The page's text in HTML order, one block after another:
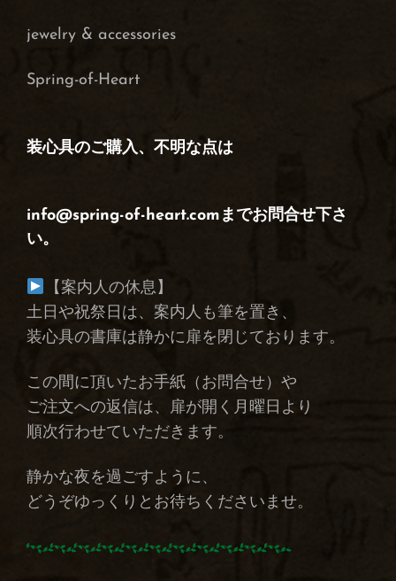
jewelry & accessories
Spring-of-Heart
装心具のご購入、不明な点は
info@spring-of-heart.comまでお問合せ下さ
い。
【案内人の休息】
土日や祝祭日は、案内人も筆を置き、
装心具の書庫は静かに扉を閉じております。
この間に頂いたお手紙（お問合せ）や
ご注文への返信は、扉が開く月曜日より
順次行わせていただきます。
静かな夜を過ごすように、
どうぞゆっくりとお待ちくださいませ。